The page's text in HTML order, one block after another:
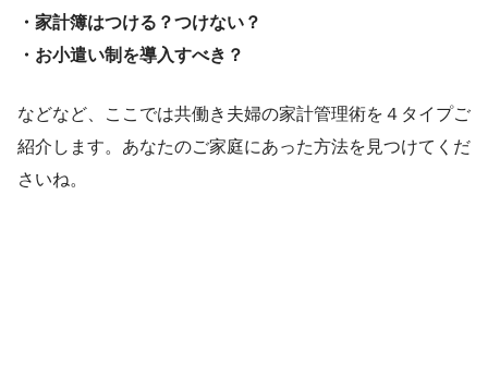
・家計簿はつける？つけない？
・お小遣い制を導入すべき？
などなど、ここでは共働き夫婦の家計管理術を４タイプご
紹介します。あなたのご家庭にあった方法を見つけてくだ
さいね。